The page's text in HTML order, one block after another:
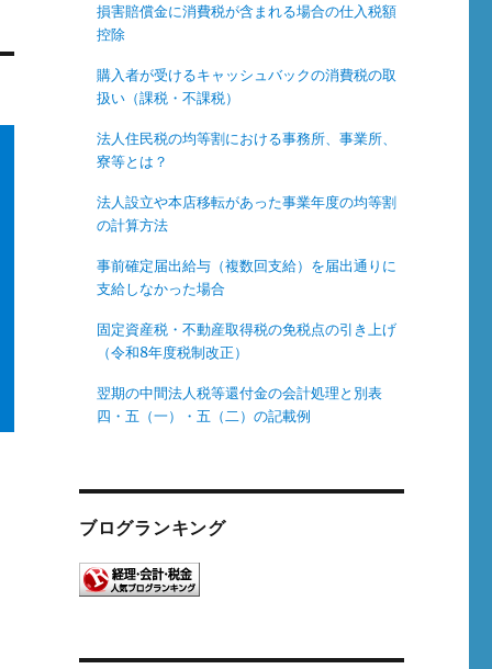
損害賠償金に消費税が含まれる場合の仕入税額
控除
購入者が受けるキャッシュバックの消費税の取
扱い（課税・不課税）
法人住民税の均等割における事務所、事業所、
寮等とは？
法人設立や本店移転があった事業年度の均等割
の計算方法
事前確定届出給与（複数回支給）を届出通りに
支給しなかった場合
固定資産税・不動産取得税の免税点の引き上げ
（令和8年度税制改正）
翌期の中間法人税等還付金の会計処理と別表
四・五（一）・五（二）の記載例
ブログランキング